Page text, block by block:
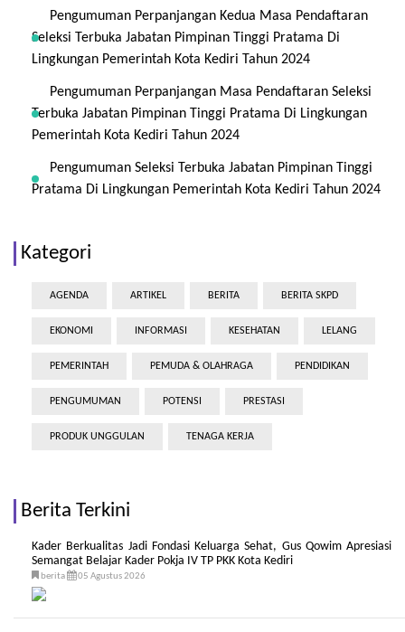
Pengumuman Perpanjangan Kedua Masa Pendaftaran
Seleksi Terbuka Jabatan Pimpinan Tinggi Pratama Di
Lingkungan Pemerintah Kota Kediri Tahun 2024
Pengumuman Perpanjangan Masa Pendaftaran Seleksi
Terbuka Jabatan Pimpinan Tinggi Pratama Di Lingkungan
Pemerintah Kota Kediri Tahun 2024
Pengumuman Seleksi Terbuka Jabatan Pimpinan Tinggi
Pratama Di Lingkungan Pemerintah Kota Kediri Tahun 2024
Kategori
AGENDA ARTIKEL BERITA BERITA SKPD
EKONOMI INFORMASI KESEHATAN LELANG
PEMERINTAH PEMUDA & OLAHRAGA PENDIDIKAN
PENGUMUMAN POTENSI PRESTASI
PRODUK UNGGULAN TENAGA KERJA
Berita Terkini
Kader Berkualitas Jadi Fondasi Keluarga Sehat, Gus Qowim Apresiasi
Semangat Belajar Kader Pokja IV TP PKK Kota Kediri
berita 05 Agustus 2026